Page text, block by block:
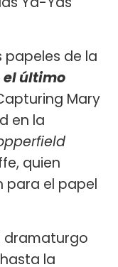
papeles de la
el último
Mary
en la
quien
para el papel
dramaturgo
la